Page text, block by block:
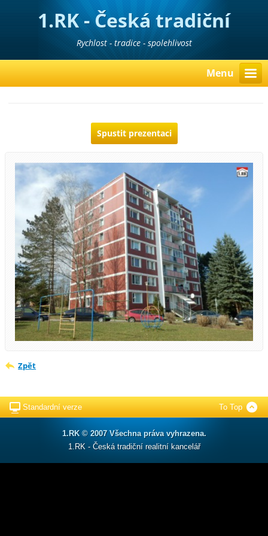
1.RK - Česká tradiční
realitní kancelář
Rychlost - tradice - spolehlivost
Menu
Spustit prezentaci
Zpět
Standardní verze To Top
1.RK © 2007 Všechna práva vyhrazena.
1.RK - Česká tradiční realitní kancelář